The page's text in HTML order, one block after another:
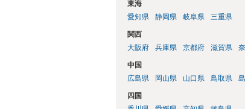
東海
愛知県
静岡県 岐阜県 三重県
関西
大阪府
兵庫県 京都府 滋賀県
中国
広島県
岡山県 山口県 鳥取県
四国